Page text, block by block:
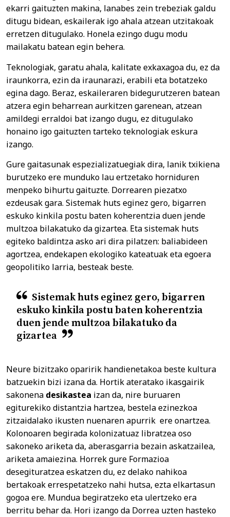
ekarri gaituzten makina, lanabes zein trebeziak galdu
ditugu bidean, eskailerak igo ahala atzean utzitakoak
erretzen ditugulako. Honela ezingo dugu modu
mailakatu batean egin behera.
Teknologiak, garatu ahala, kalitate exkaxagoa du, ez da
iraunkorra, ezin da iraunarazi, erabili eta botatzeko
egina dago. Beraz, eskaileraren bidegurutzeren batean
atzera egin beharrean aurkitzen garenean, atzean
amildegi erraldoi bat izango dugu, ez ditugulako
honaino igo gaituzten tarteko teknologiak eskura
izango.
Gure gaitasunak espezializatuegiak dira, lanik txikiena
burutzeko ere munduko lau ertzetako horniduren
menpeko bihurtu gaituzte. Dorrearen piezatxo
ezdeusak gara. Sistemak huts eginez gero, bigarren
eskuko kinkila postu baten koherentzia duen jende
multzoa bilakatuko da gizartea. Eta sistemak huts
egiteko baldintza asko ari dira pilatzen: baliabideen
agortzea, endekapen ekologiko kateatuak eta egoera
geopolitiko larria, besteak beste.
Sistemak huts eginez gero, bigarren
eskuko kinkila postu baten koherentzia
duen jende multzoa bilakatuko da
gizartea
Neure bizitzako oparirik handienetakoa beste kultura
batzuekin bizi izana da. Hortik ateratako ikasgairik
sakonena desikastea izan da, nire buruaren
egiturekiko distantzia hartzea, bestela ezinezkoa
zitzaidalako ikusten nuenaren apurrik ere onartzea.
Kolonoaren begirada kolonizatuaz libratzea oso
sakoneko ariketa da, aberasgarria bezain askatzailea,
ariketa amaiezina. Horrek gure Formazioa
desegituratzea eskatzen du, ez delako nahikoa
bertakoak errespetatzeko nahi hutsa, ezta elkartasun
gogoa ere. Mundua begiratzeko eta ulertzeko era
berritu behar da. Hori izango da Dorrea uzten hasteko